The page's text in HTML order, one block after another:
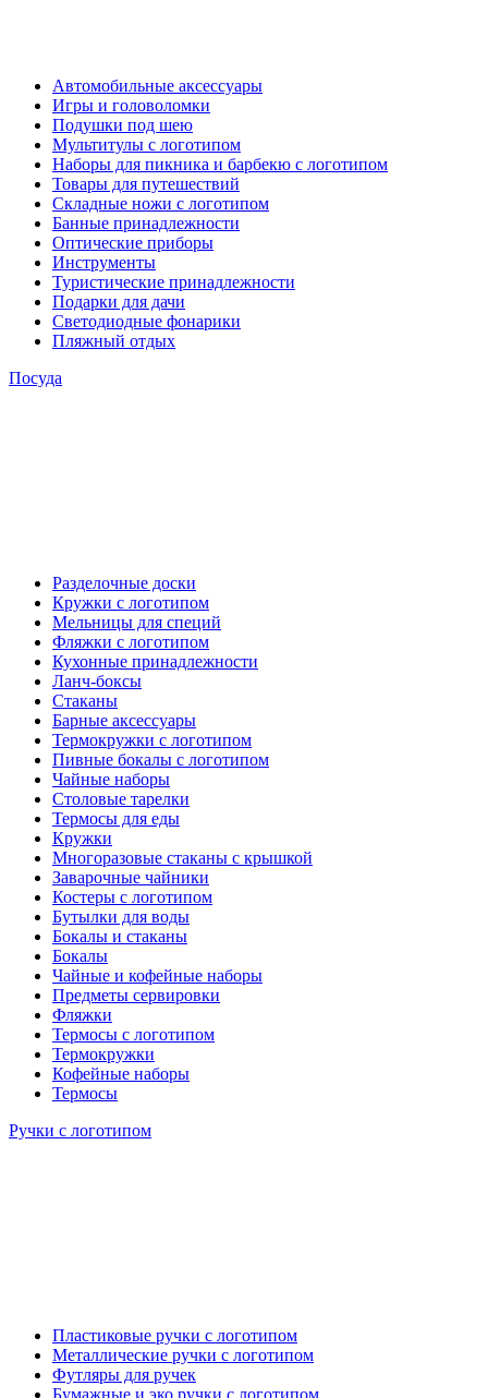
Автомобильные аксессуары
Игры и головоломки
Подушки под шею
Мультитулы с логотипом
Наборы для пикника и барбекю с логотипом
Товары для путешествий
Складные ножи с логотипом
Банные принадлежности
Оптические приборы
Инструменты
Туристические принадлежности
Подарки для дачи
Светодиодные фонарики
Пляжный отдых
Посуда
Разделочные доски
Кружки с логотипом
Мельницы для специй
Фляжки с логотипом
Кухонные принадлежности
Ланч-боксы
Стаканы
Барные аксессуары
Термокружки с логотипом
Пивные бокалы с логотипом
Чайные наборы
Столовые тарелки
Термосы для еды
Кружки
Многоразовые стаканы с крышкой
Заварочные чайники
Костеры с логотипом
Бутылки для воды
Бокалы и стаканы
Бокалы
Чайные и кофейные наборы
Предметы сервировки
Фляжки
Термосы с логотипом
Термокружки
Кофейные наборы
Термосы
Ручки с логотипом
Пластиковые ручки с логотипом
Металлические ручки с логотипом
Футляры для ручек
Бумажные и эко ручки с логотипом